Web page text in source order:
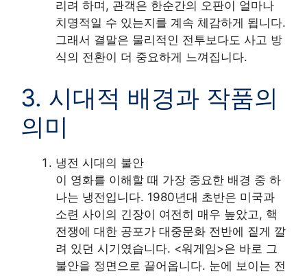
리려 하며, 관객은 한순간의 오판이 얼마나
치명적일 수 있는지를 계속 체감하게 됩니다.
그래서 결말은 물리적인 전투보다도 사고 방
식의 전환이 더 중요하게 느껴집니다.
3. 시대적 배경과 작품의
의미
냉전 시대의 불안
이 영화를 이해할 때 가장 중요한 배경 중 하
나는 냉전입니다. 1980년대 초반은 미국과
소련 사이의 긴장이 여전히 매우 높았고, 핵
전쟁에 대한 공포가 대중문화 전반에 짙게 깔
려 있던 시기였습니다. <워게임>은 바로 그
불안을 정면으로 끌어옵니다. 눈에 보이는 전